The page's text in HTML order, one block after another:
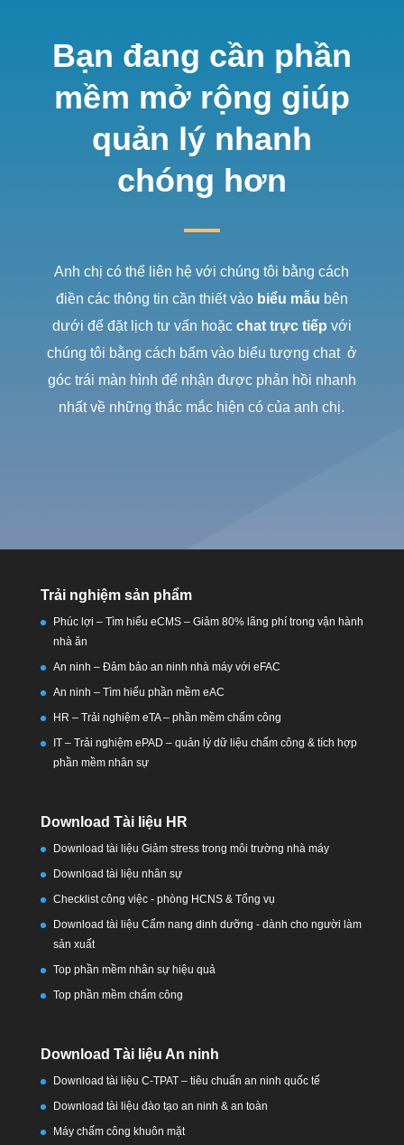
Bạn đang cần phần
mềm mở rộng giúp
quản lý nhanh
chóng hơn
Anh chị có thể liên hệ với chúng tôi bằng cách
điền các thông tin cần thiết vào biểu mẫu bên
dưới để đặt lịch tư vấn hoặc chat trực tiếp với
chúng tôi bằng cách bấm vào biểu tượng chat ở
góc trái màn hình để nhận được phản hồi nhanh
nhất về những thắc mắc hiện có của anh chị.
Trải nghiệm sản phẩm
Phúc lợi – Tìm hiểu eCMS – Giảm 80% lãng phí trong vận hành
nhà ăn
An ninh – Đảm bảo an ninh nhà máy với eFAC
An ninh – Tìm hiểu phần mềm eAC
HR – Trải nghiệm eTA – phần mềm chấm công
IT – Trải nghiệm ePAD – quản lý dữ liệu chấm công & tích hợp
phần mềm nhân sự
Download Tài liệu HR
Download tài liệu Giảm stress trong môi trường nhà máy
Download tài liệu nhân sự
Checklist công việc - phòng HCNS & Tổng vụ
Download tài liệu Cẩm nang dinh dưỡng - dành cho người làm
sản xuất
Top phần mềm nhân sự hiệu quả
Top phần mềm chấm công
Download Tài liệu An ninh
Download tài liệu C-TPAT – tiêu chuẩn an ninh quốc tế
Download tài liệu đào tạo an ninh & an toàn
Máy chấm công khuôn mặt